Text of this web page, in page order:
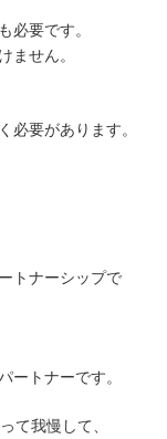
必要です。
ません。
要があります。
トナーシップで
ートナーです。
て我慢して、